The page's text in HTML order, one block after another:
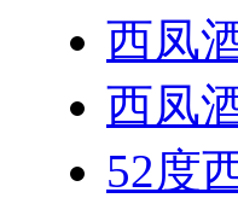
西凤
西凤
52度